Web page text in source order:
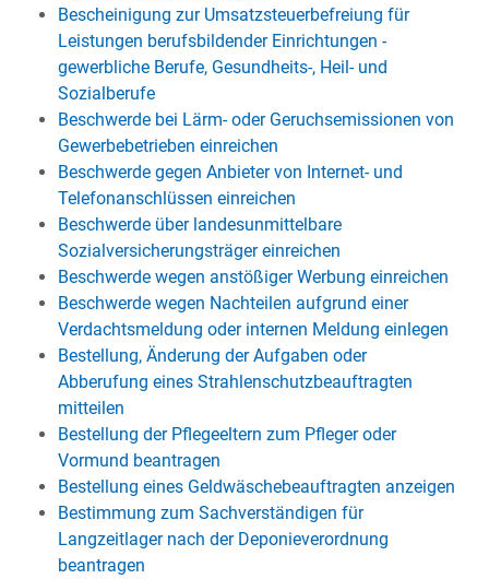
Bescheinigung zur Umsatzsteuerbefreiung für
Leistungen berufsbildender Einrichtungen -
gewerbliche Berufe, Gesundheits-, Heil- und
Sozialberufe
Beschwerde bei Lärm- oder Geruchsemissionen von
Gewerbebetrieben einreichen
Beschwerde gegen Anbieter von Internet- und
Telefonanschlüssen einreichen
Beschwerde über landesunmittelbare
Sozialversicherungsträger einreichen
Beschwerde wegen anstößiger Werbung einreichen
Beschwerde wegen Nachteilen aufgrund einer
Verdachtsmeldung oder internen Meldung einlegen
Bestellung, Änderung der Aufgaben oder
Abberufung eines Strahlenschutzbeauftragten
mitteilen
Bestellung der Pflegeeltern zum Pfleger oder
Vormund beantragen
Bestellung eines Geldwäschebeauftragten anzeigen
Bestimmung zum Sachverständigen für
Langzeitlager nach der Deponieverordnung
beantragen